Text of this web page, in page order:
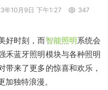
年10月9日 下午1:27 347
好时刻，而智能照明系统会
禾蓝牙照明模块与各种照明
带来了更多的惊喜和欢乐，
独特浪漫。